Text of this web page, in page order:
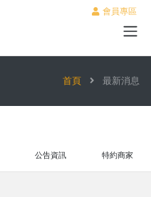
會員專區
首頁 最新消息
公告資訊 特約商家